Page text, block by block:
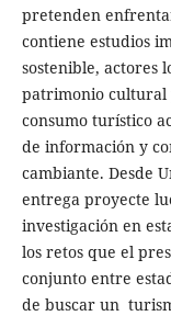
pretenden
contiene estudios
sostenible, actores
patrimonio cultural
consumo turístico
de información y
cambiante. Desde
entrega proyecte
investigación en
los retos que el
conjunto entre
de buscar un